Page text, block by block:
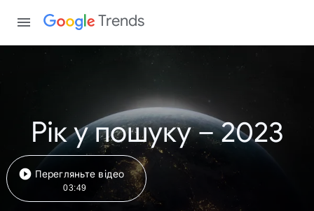
Trends
Рік у пошуку – 2023
Перегляньте відео
03:49